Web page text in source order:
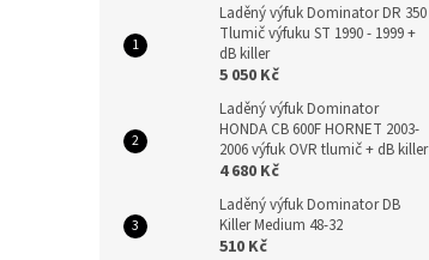
Laděný výfuk Dominator DR 350
Tlumič výfuku ST 1990 - 1999 +
dB killer
5 050 Kč
Laděný výfuk Dominator
HONDA CB 600F HORNET 2003-
2006 výfuk OVR tlumič + dB killer
4 680 Kč
Laděný výfuk Dominator DB
Killer Medium 48-32
510 Kč